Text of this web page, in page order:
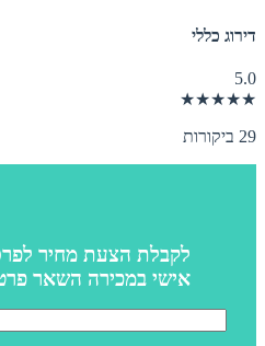
דירוג כללי
5.0
★★★★★
29 ביקורות
לקבלת הצעת מחיר
אישי במכירה השאר